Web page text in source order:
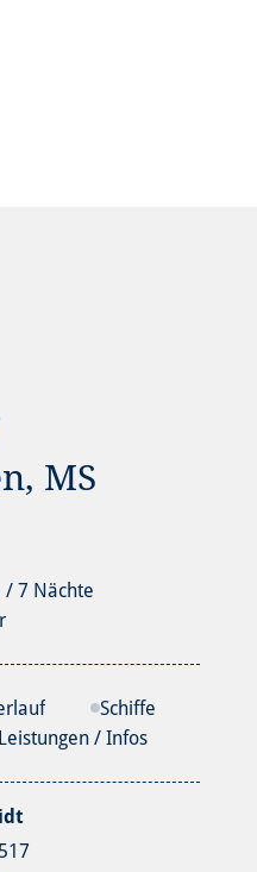
MS
/ 7 Nächte
Schiffe
Leistungen / Infos